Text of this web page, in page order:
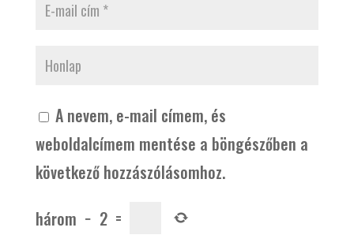
A nevem, e-mail címem, és
weboldalcímem mentése a böngészőben a
következő hozzászólásomhoz.
három − 2 =